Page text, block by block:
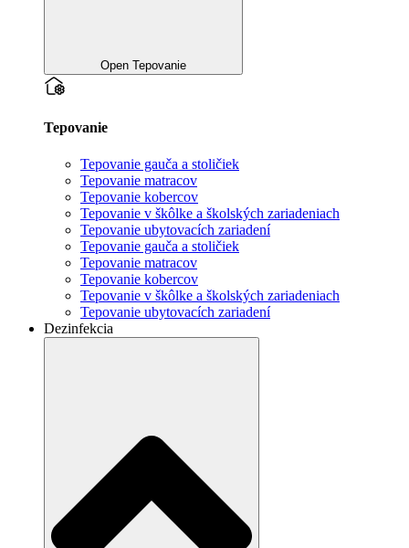
Open Tepovanie
Tepovanie
Tepovanie gauča a stoličiek
Tepovanie matracov
Tepovanie kobercov
Tepovanie v škôlke a školských zariadeniach
Tepovanie ubytovacích zariadení
Tepovanie gauča a stoličiek
Tepovanie matracov
Tepovanie kobercov
Tepovanie v škôlke a školských zariadeniach
Tepovanie ubytovacích zariadení
Dezinfekcia